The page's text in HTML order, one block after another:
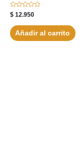
Valorado
con
de
5
$ 12.950
Añadir al carrito